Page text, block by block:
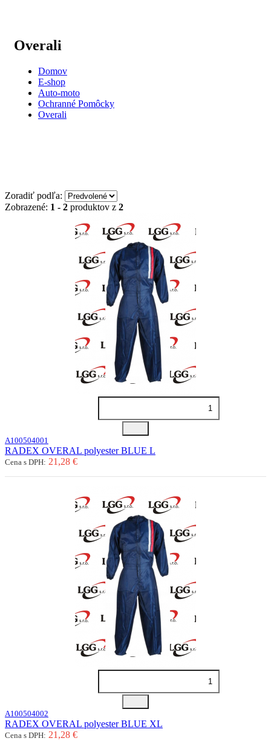
Overali
Domov
E-shop
Auto-moto
Ochranné Pomôcky
Overali
Zoradiť podľa:
Zobrazené: 1 - 2 produktov z 2
A100504001
RADEX OVERAL polyester BLUE L
Cena s DPH: 21,28 €
A100504002
RADEX OVERAL polyester BLUE XL
Cena s DPH: 21,28 €